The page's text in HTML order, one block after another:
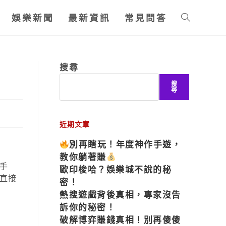
娛樂新聞 最新資訊 常見問答
接
搜尋
搜
尋
近期文章
別再瞎玩！年度神作手遊，
教你躺著賺
歐印梭哈？娛樂城不說的秘
密！
熱搜遊戲背後真相，專家沒告
訴你的秘密！
破解博弈賺錢真相！別再傻傻